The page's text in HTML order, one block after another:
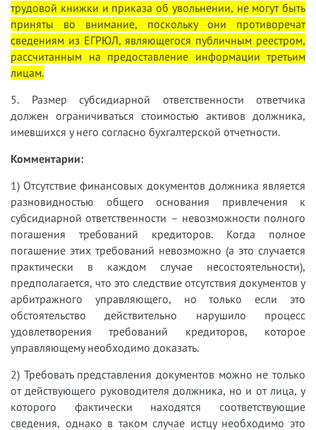
трудовой книжки и приказа об увольнении, не могут быть
приняты во внимание, поскольку они противоречат
сведениям из ЕГРЮЛ, являющегося публичным реестром,
рассчитанным на предоставление информации третьим
лицам.
5. Размер субсидиарной ответственности ответчика
должен ограничиваться стоимостью активов должника,
имевшихся у него согласно бухгалтерской отчетности.
Комментарии:
1) Отсутствие финансовых документов должника является
разновидностью общего основания привлечения к
субсидиарной ответственности – невозможности полного
погашения требований кредиторов. Когда полное
погашение этих требований невозможно (а это случается
практически в каждом случае несостоятельности),
предполагается, что это следствие отсутствия документов у
арбитражного управляющего, но только если это
обстоятельство действительно нарушило процесс
удовлетворения требований кредиторов, которое
управляющему необходимо доказать.
2) Требовать представления документов можно не только
от действующего руководителя должника, но и от лица, у
которого фактически находятся соответствующие
сведения, однако в таком случае истцу необходимо это